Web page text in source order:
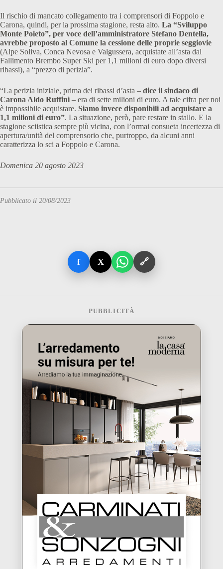
Il rischio di mancato collegamento tra i comprensori di Foppolo e
Carona, quindi, per la prossima stagione, resta alto. La “Sviluppo
Monte Poieto”, per voce dell’amministratore Stefano Dentella,
avrebbe proposto al Comune la cessione delle proprie seggiovie
(Alpe Soliva, Conca Nevosa e Valgussera, acquistate all’asta dal
Fallimento Brembo Super Ski per 1,1 milioni di euro dopo diversi
ribassi), a “prezzo di perizia”.
“La perizia iniziale, prima dei ribassi d’asta – dice il sindaco di
Carona Aldo Ruffini – era di sette milioni di euro. A tale cifra per noi
è impossibile acquistare. Siamo invece disponibili ad acquistare a
1,1 milioni di euro”. La situazione, però, pare restare in stallo. E la
stagione sciistica sempre più vicina, con l’ormai consueta incertezza di
apertura/unità del comprensorio che, purtroppo, da alcuni anni
caratterizza lo sci a Foppolo e Carona.
Domenica 20 agosto 2023
Pubblicato il 20/08/2023
f X 🔗
PUBBLICITÀ